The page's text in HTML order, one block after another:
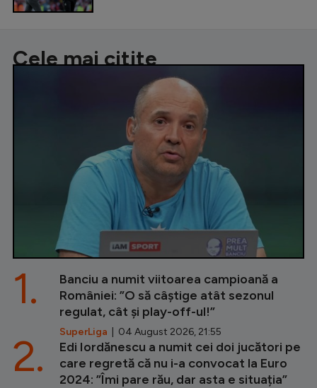
Cele mai citite
Banciu a numit viitoarea campioană a
României: ”O să câștige atât sezonul
regulat, cât și play-off-ul!”
SuperLiga | 04 August 2026, 21:55
1.
Edi Iordănescu a numit cei doi jucători pe
care regretă că nu i-a convocat la Euro
2024: ”Îmi pare rău, dar asta e situația”
2.